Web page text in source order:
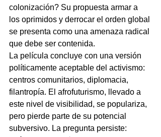
colonización? Su propuesta armar a
los oprimidos y derrocar el orden global
se presenta como una amenaza radical
que debe ser contenida.
La película concluye con una versión
políticamente aceptable del activismo:
centros comunitarios, diplomacia,
filantropía. El afrofuturismo, llevado a
este nivel de visibilidad, se populariza,
pero pierde parte de su potencial
subversivo. La pregunta persiste: